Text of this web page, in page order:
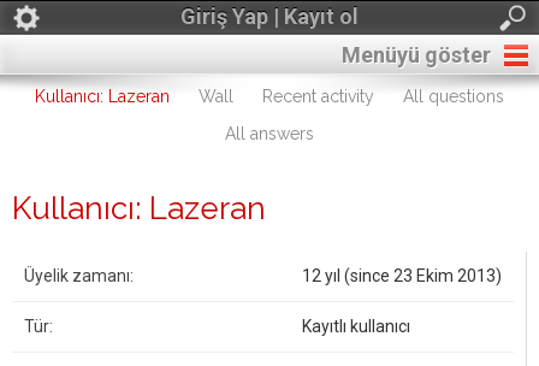
Giriş Yap | Kayıt ol
Menüyü göster
Kullanıcı: Lazeran Wall Recent activity
All questions
All answers
Kullanıcı: Lazeran
Üyelik zamanı: 12 yıl (since 23 Ekim 2013)
Tür: Kayıtlı kullanıcı